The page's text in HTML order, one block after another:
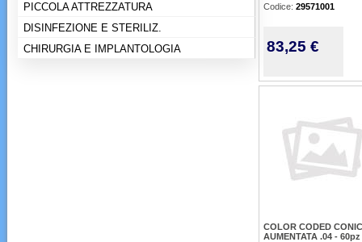
PICCOLA ATTREZZATURA
DISINFEZIONE E STERILIZ.
CHIRURGIA E IMPLANTOLOGIA
Codice: 29571001
83,25 €
COLOR CODED
AUMENTATA .04 - 60pz